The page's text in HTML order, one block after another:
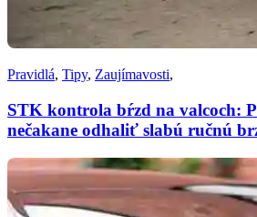
Pravidlá, Tipy, Zaujímavosti,
STK kontrola bŕzd na valcoch:
nečakane odhaliť slabú ručnú